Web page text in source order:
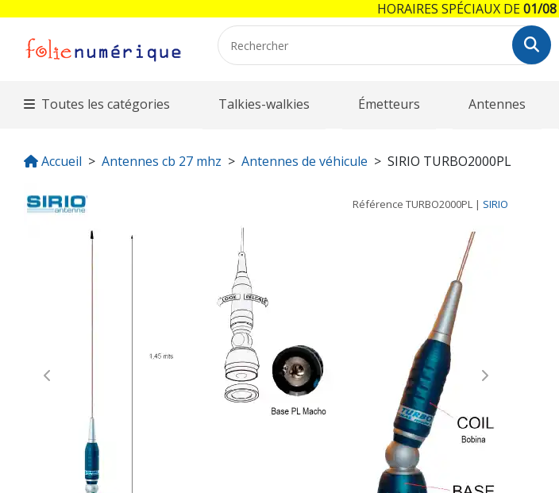
Toutes les catégories Talkies-walkies Émetteurs Antennes
Accueil Antennes cb 27 mhz Antennes de véhicule SIRIO TURBO2000PL
Référence TURBO2000PL | SIRIO
Previous Next
HORAIRES SPÉCIAUX DE01/08